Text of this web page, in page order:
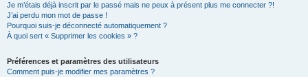
Je m’étais déjà inscrit par le passé mais ne peux à présent plus me connecter ?!
J’ai perdu mon mot de passe !
Pourquoi suis-je déconnecté automatiquement ?
À quoi sert « Supprimer les cookies » ?
Préférences et paramètres des utilisateurs
Comment puis-je modifier mes paramètres ?